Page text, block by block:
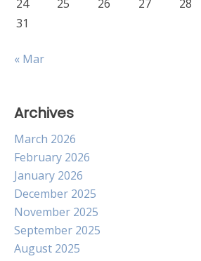
24 25 26 27 28
31
« Mar
Archives
March 2026
February 2026
January 2026
December 2025
November 2025
September 2025
August 2025